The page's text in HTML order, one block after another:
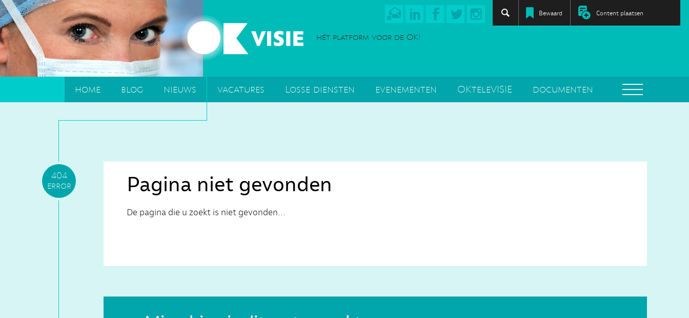
Bewaard Content plaatsen
hét platform voor de OK!
home blog nieuws vacatures Losse diensten evenementen OKteleVISIE documenten
404
error
Pagina niet gevonden
De pagina die u zoekt is niet gevonden...